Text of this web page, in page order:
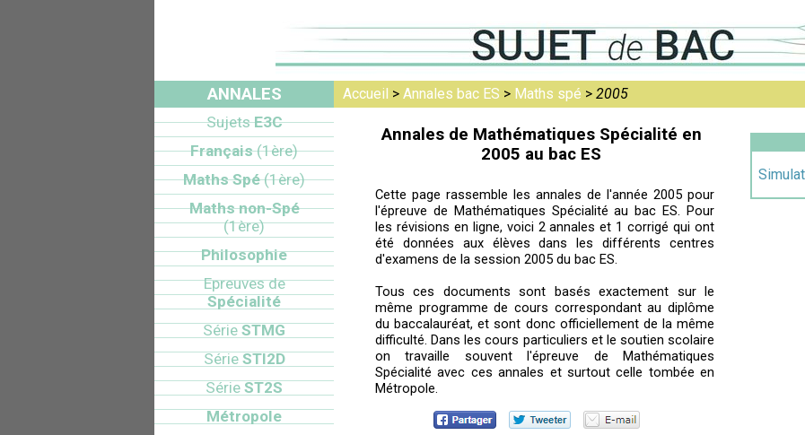
Accueil > Annales bac ES > Maths spé > 2005
Annales de Mathématiques Spécialité en
2005 au bac ES
Cette page rassemble les annales de l'année 2005 pour
l'épreuve de Mathématiques Spécialité au bac ES. Pour
les révisions en ligne, voici 2 annales et 1 corrigé qui ont
été données aux élèves dans les différents centres
d'examens de la session 2005 du bac ES.
Tous ces documents sont basés exactement sur le
même programme de cours correspondant au diplôme
du baccalauréat, et sont donc officiellement de la même
difficulté. Dans les cours particuliers et le soutien scolaire
on travaille souvent l'épreuve de Mathématiques
Spécialité avec ces annales et surtout celle tombée en
Métropole.
ANNALES
SujetsE3C
Français(1ère)
Maths Spé(1ère)
Maths non-Spé
(1ère)
Philosophie
Epreuves de
Spécialité
Série STMG
SérieSTI2D
Série ST2S
Métropole